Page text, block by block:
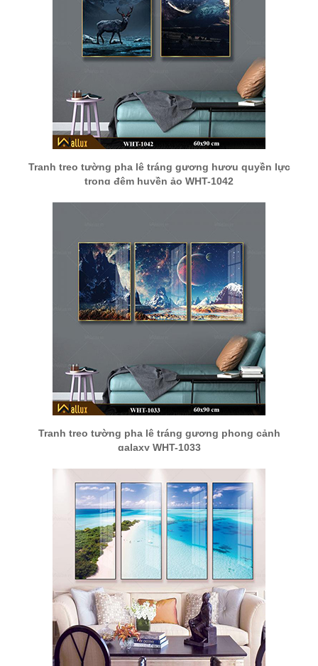
Tranh treo tường pha lê tráng gương hươu quyền lực
trong đêm huyền ảo WHT-1042
Tranh treo tường pha lê tráng gương phong cảnh
galaxy WHT-1033